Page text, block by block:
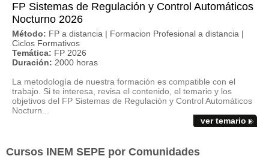
FP Sistemas de Regulación y Control Automáticos
Nocturno 2026
Método: FP a distancia | Formacion Profesional a distancia |
Ciclos Formativos
Temática: FP 2026
Duración: 2000 horas
La metodología de nuestra formación es compatible con el
trabajo. Si te interesa, revisa el contenido, el temario y los
objetivos del FP Sistemas de Regulación y Control Automáticos
Nocturn...
ver temario
Cursos INEM SEPE por Comunidades